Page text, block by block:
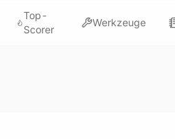
Top-
Scorer
Werkzeuge